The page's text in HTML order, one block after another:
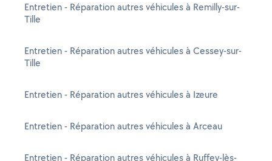
Entretien - Réparation autres véhicules à Remilly-sur-
Tille
Entretien - Réparation autres véhicules à Cessey-sur-
Tille
Entretien - Réparation autres véhicules à Izeure
Entretien - Réparation autres véhicules à Arceau
Entretien - Réparation autres véhicules à Ruffey-lès-